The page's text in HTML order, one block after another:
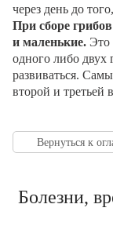
через день до
При сборе
и маленькие. Это
одного либо двух
развиваться.
второй и третьей
Вернуться к
Болезни,